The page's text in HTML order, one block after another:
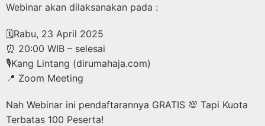
Webinar akan dilaksanakan pada :
🗓Rabu, 23 April 2025
⏰ 20:00 WIB – selesai
🎙️Kang Lintang (dirumahaja.com)
📍 Zoom Meeting
Nah Webinar ini pendaftarannya GRATIS 💯 Tapi Kuota
Terbatas 100 Peserta!